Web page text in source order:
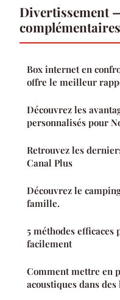
Divertissement
complémentaires
Box internet en
offre le meilleur
Découvrez les
personnalisés pour
Retrouvez les
Canal Plus
Découvrez le
famille.
5 méthodes
facilement
Comment mettre en
acoustiques dans